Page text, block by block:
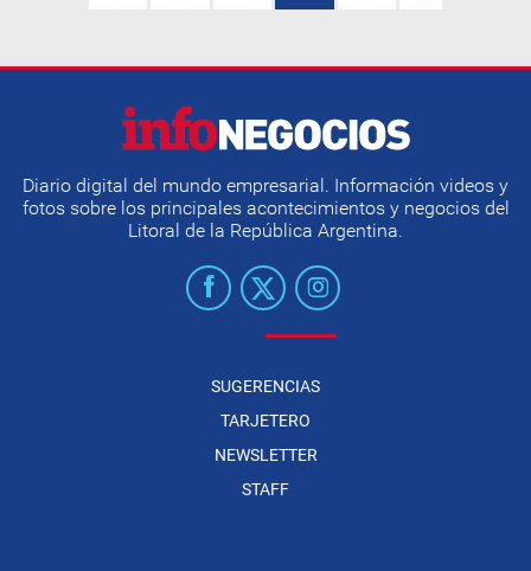
Diario digital del mundo empresarial. Información videos y
fotos sobre los principales acontecimientos y negocios del
Litoral de la República Argentina.
SUGERENCIAS
TARJETERO
NEWSLETTER
STAFF